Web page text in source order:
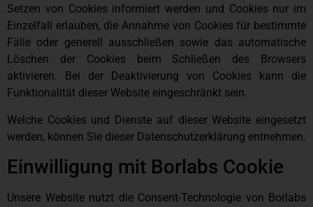
Setzen von Cookies informiert werden und Cookies nur im
Einzelfall erlauben, die Annahme von Cookies für bestimmte
Fälle oder generell ausschließen sowie das automatische
Löschen der Cookies beim Schließen des Browsers
aktivieren. Bei der Deaktivierung von Cookies kann die
Funktionalität dieser Website eingeschränkt sein.
Welche Cookies und Dienste auf dieser Website eingesetzt
werden, können Sie dieser Datenschutzerklärung entnehmen.
Einwilligung mit Borlabs Cookie
Unsere Website nutzt die Consent-Technologie von Borlabs